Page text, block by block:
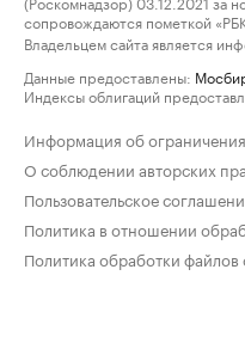
сопровождаются пометкой
Владельцем сайта является
Данные предоставлены:
Индексы облигаций
Информация об
О соблюдении авторских
Пользовательское
Политика в отношении
Политика обработки